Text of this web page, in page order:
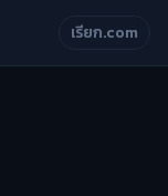
เรียก.com